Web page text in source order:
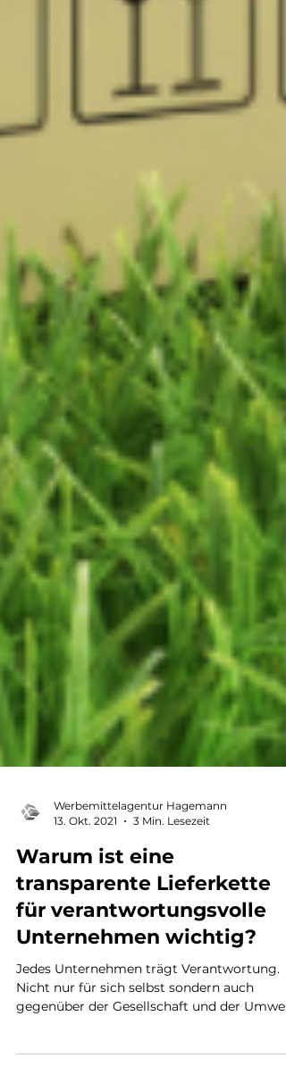
Werbemittelagentur Hagemann
13. Okt. 2021
3 Min. Lesezeit
Warum ist eine
transparente Lieferkette
für verantwortungsvolle
Unternehmen wichtig?
Jedes Unternehmen trägt Verantwortung.